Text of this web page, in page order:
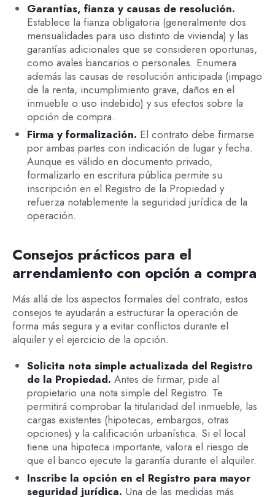
Garantías, fianza y causas de resolución.
Establece la fianza obligatoria (generalmente dos
mensualidades para uso distinto de vivienda) y las
garantías adicionales que se consideren oportunas,
como avales bancarios o personales. Enumera
además las causas de resolución anticipada (impago
de la renta, incumplimiento grave, daños en el
inmueble o uso indebido) y sus efectos sobre la
opción de compra.
Firma y formalización. El contrato debe firmarse
por ambas partes con indicación de lugar y fecha.
Aunque es válido en documento privado,
formalizarlo en escritura pública permite su
inscripción en el Registro de la Propiedad y
refuerza notablemente la seguridad jurídica de la
operación.
Consejos prácticos para el
arrendamiento con opción a compra
Más allá de los aspectos formales del contrato, estos
consejos te ayudarán a estructurar la operación de
forma más segura y a evitar conflictos durante el
alquiler y el ejercicio de la opción.
Solicita nota simple actualizada del Registro
de la Propiedad. Antes de firmar, pide al
propietario una nota simple del Registro. Te
permitirá comprobar la titularidad del inmueble, las
cargas existentes (hipotecas, embargos, otras
opciones) y la calificación urbanística. Si el local
tiene una hipoteca importante, valora el riesgo de
que el banco ejecute la garantía durante el alquiler.
Inscribe la opción en el Registro para mayor
seguridad jurídica. Una de las medidas más